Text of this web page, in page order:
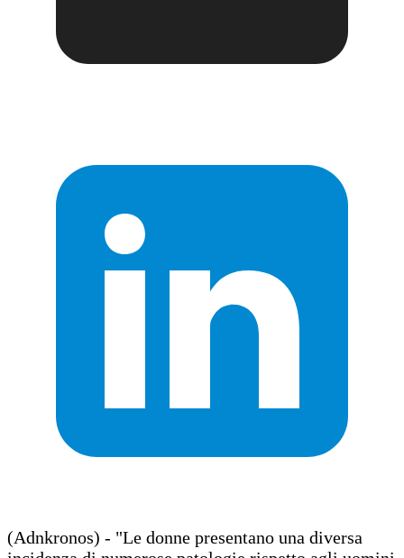
(Adnkronos) - "Le donne presentano una diversa